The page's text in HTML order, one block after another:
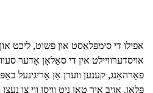
אפילו די סימפּלאַסט און פּשוט, ליכט
אויסדערוויילט אין די סאַלאָן אָדער
פאָרהאַנג, קענען ווערן אַן אָריגינעל
פּלאַן. אויב איר טאָן ניט וויסן ווי צו